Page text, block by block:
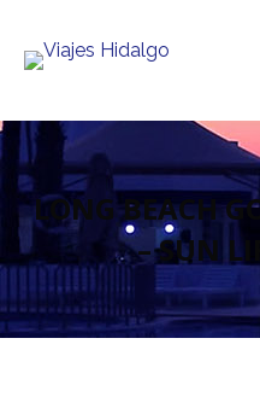
LONG BEACH
– SUN